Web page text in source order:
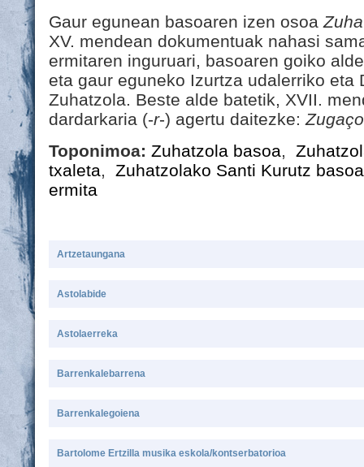
Gaur egunean basoaren izen osoa
XV. mendean dokumentuak nahasi
ermitaren inguruari, basoaren goiko
eta gaur eguneko Izurtza udalerriko eta
Zuhatzola. Beste alde batetik, XVII.
dardarkaria (-r-) agertu daitezke:
Toponimoa: Zuhatzola basoa,
txaleta, Zuhatzolako Santi Kurutz basoa
ermita
Artzetaungana
Astolabide
Astolaerreka
Barrenkalebarrena
Barrenkalegoiena
Bartolome Ertzilla musika eskola/kontserbatorioa